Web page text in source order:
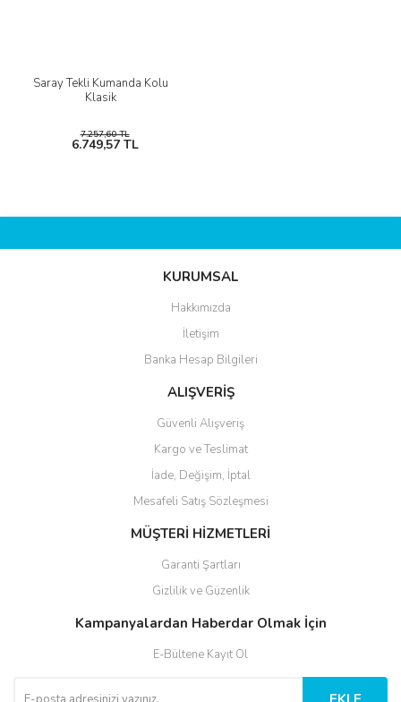
Saray Tekli Kumanda Kolu
Klasik
7.257,60 TL
6.749,57 TL
KURUMSAL
Hakkımızda
İletişim
Banka Hesap Bilgileri
ALIŞVERİŞ
Güvenli Alışveriş
Kargo ve Teslimat
İade, Değişim, İptal
Mesafeli Satış Sözleşmesi
MÜŞTERİ HİZMETLERİ
Garanti Şartları
Gizlilik ve Güzenlik
Kampanyalardan Haberdar Olmak İçin
E-Bültene Kayıt Ol